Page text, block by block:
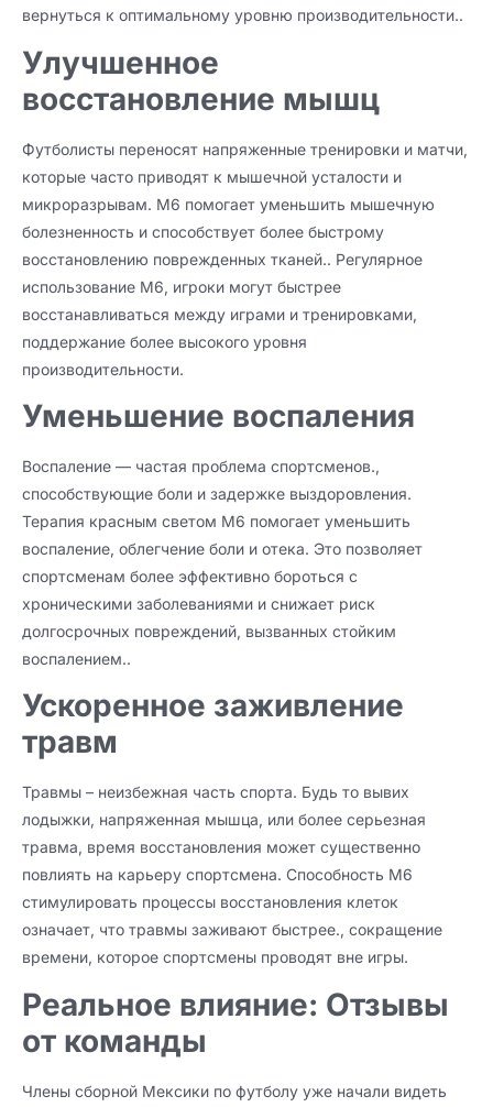
вернуться к оптимальному уровню производительности..
Улучшенное
восстановление мышц
Футболисты переносят напряженные тренировки и матчи,
которые часто приводят к мышечной усталости и
микроразрывам. M6 помогает уменьшить мышечную
болезненность и способствует более быстрому
восстановлению поврежденных тканей.. Регулярное
использование M6, игроки могут быстрее
восстанавливаться между играми и тренировками,
поддержание более высокого уровня
производительности.
Уменьшение воспаления
Воспаление — частая проблема спортсменов.,
способствующие боли и задержке выздоровления.
Терапия красным светом M6 помогает уменьшить
воспаление, облегчение боли и отека. Это позволяет
спортсменам более эффективно бороться с
хроническими заболеваниями и снижает риск
долгосрочных повреждений, вызванных стойким
воспалением..
Ускоренное заживление
травм
Травмы – неизбежная часть спорта. Будь то вывих
лодыжки, напряженная мышца, или более серьезная
травма, время восстановления может существенно
повлиять на карьеру спортсмена. Способность М6
стимулировать процессы восстановления клеток
означает, что травмы заживают быстрее., сокращение
времени, которое спортсмены проводят вне игры.
Реальное влияние: Отзывы
от команды
Члены сборной Мексики по футболу уже начали видеть